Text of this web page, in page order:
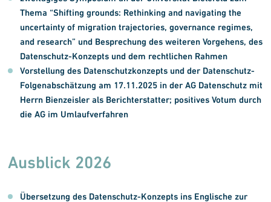
Thema “Shifting grounds: Rethinking and navigating the
uncertainty of migration trajectories, governance regimes,
and research” und Besprechung des weiteren Vorgehens, des
Datenschutz-Konzepts und dem rechtlichen Rahmen
Vorstellung des Datenschutzkonzepts und der Datenschutz-
Folgenabschätzung am 17.11.2025 in der AG Datenschutz mit
Herrn Bienzeisler als Berichterstatter; positives Votum durch
die AG im Umlaufverfahren
Ausblick 2026
Übersetzung des Datenschutz-Konzepts ins Englische zur